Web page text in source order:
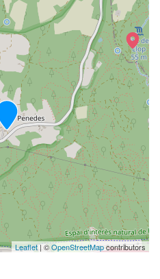
Leaflet| ©OpenStreetMapcontributors